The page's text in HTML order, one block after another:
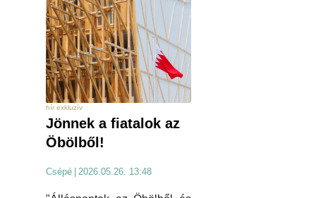
hír exkluzív
Jönnek a fiatalok az
Öbölből!
Csépé | 2026.05.26. 13:48